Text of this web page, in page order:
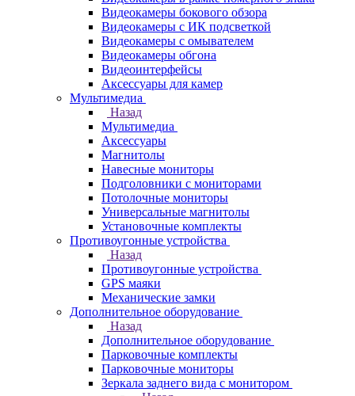
Видеокамеры бокового обзора
Видеокамеры с ИК подсветкой
Видеокамеры с омывателем
Видеокамеры обгона
Видеоинтерфейсы
Аксессуары для камер
Мультимедиа
Назад
Мультимедиа
Аксессуары
Магнитолы
Навесные мониторы
Подголовники с мониторами
Потолочные мониторы
Универсальные магнитолы
Установочные комплекты
Противоугонные устройства
Назад
Противоугонные устройства
GPS маяки
Механические замки
Дополнительное оборудование
Назад
Дополнительное оборудование
Парковочные комплекты
Парковочные мониторы
Зеркала заднего вида с монитором